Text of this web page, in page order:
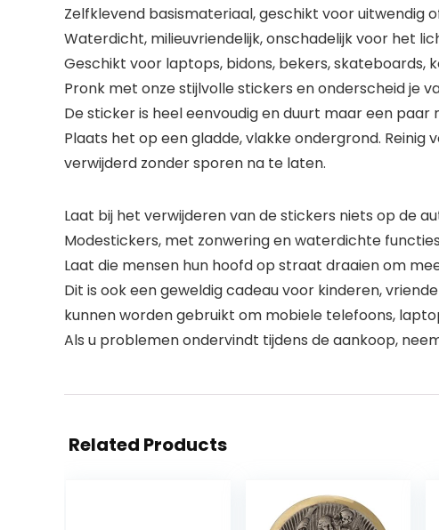
Zelfklevend basismateriaal, geschikt voor uitwendig
Waterdicht, milieuvriendelijk, onschadelijk voor het
Geschikt voor laptops, bidons, bekers, skateboards,
Pronk met onze stijlvolle stickers en onderscheid je
De sticker is heel eenvoudig en duurt maar een paar
Plaats het op een gladde, vlakke ondergrond.
verwijderd zonder sporen na te laten.
Laat bij het verwijderen van de stickers niets op de
Modestickers, met zonwering en waterdichte
Laat die mensen hun hoofd op straat draaien om
Dit is ook een geweldig cadeau voor kinderen,
kunnen worden gebruikt om mobiele telefoons,
Als u problemen ondervindt tijdens de aankoop,
Related Products